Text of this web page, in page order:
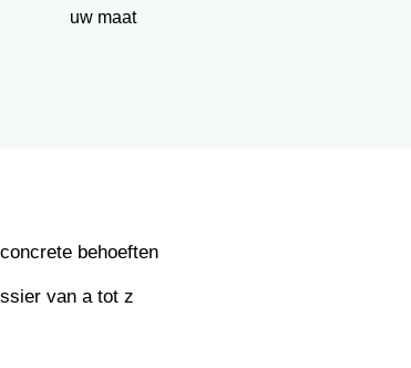
uw maat
behoeften
van a tot z